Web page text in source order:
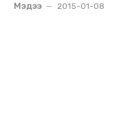
Мэдээ 2015-01-08